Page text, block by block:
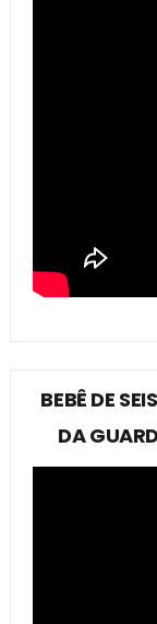
BEBÊ DE
DA